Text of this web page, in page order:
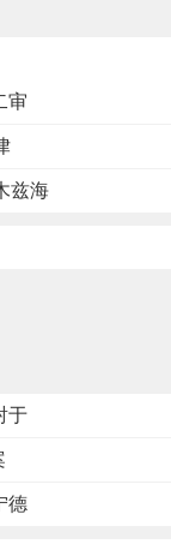
审
兹海
于
德